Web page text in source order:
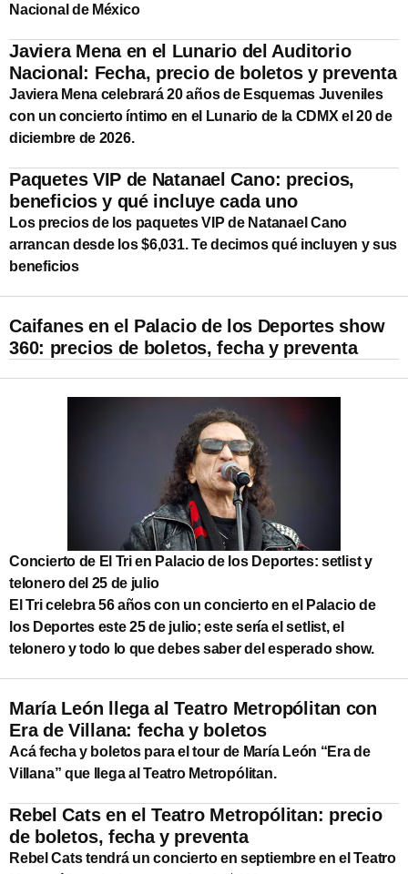
Nacional de México
Javiera Mena en el Lunario del Auditorio
Nacional: Fecha, precio de boletos y preventa
Javiera Mena celebrará 20 años de Esquemas Juveniles
con un concierto íntimo en el Lunario de la CDMX el 20 de
diciembre de 2026.
Paquetes VIP de Natanael Cano: precios,
beneficios y qué incluye cada uno
Los precios de los paquetes VIP de Natanael Cano
arrancan desde los $6,031. Te decimos qué incluyen y sus
beneficios
Caifanes en el Palacio de los Deportes show
360: precios de boletos, fecha y preventa
Concierto de El Tri en Palacio de los Deportes: setlist y
telonero del 25 de julio
El Tri celebra 56 años con un concierto en el Palacio de
los Deportes este 25 de julio; este sería el setlist, el
telonero y todo lo que debes saber del esperado show.
María León llega al Teatro Metropólitan con
Era de Villana: fecha y boletos
Acá fecha y boletos para el tour de María León “Era de
Villana” que llega al Teatro Metropólitan.
Rebel Cats en el Teatro Metropólitan: precio
de boletos, fecha y preventa
Rebel Cats tendrá un concierto en septiembre en el Teatro